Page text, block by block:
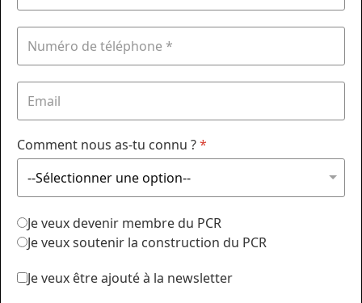
Comment nous as-tu connu ?*
Je veux devenir membre du PCR
Je veux soutenir la construction du PCR
Je veux être ajouté à la newsletter